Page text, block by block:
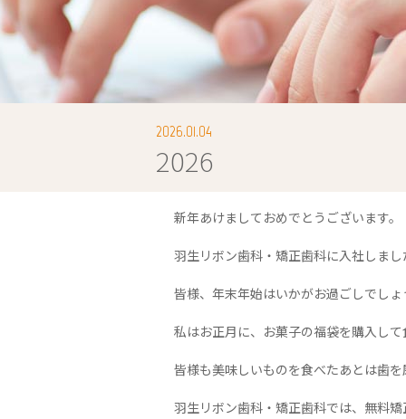
2026.01.04
2026
新年あけましておめでとうございます。
羽生リボン歯科・矯正歯科に入社しま
皆様、年末年始はいかがお過ごしでし
私はお正月に、お菓子の福袋を購入して
皆様も美味しいものを食べたあとは歯
羽生リボン歯科・矯正歯科では、無料